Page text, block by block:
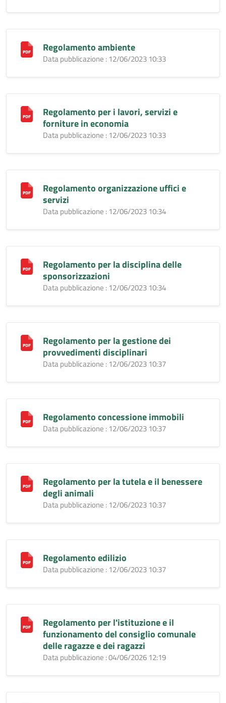
Regolamento ambiente
Data pubblicazione : 12/06/2023 10:33
Regolamento per i lavori, servizi e
forniture in economia
Data pubblicazione : 12/06/2023 10:33
Regolamento organizzazione uffici e
servizi
Data pubblicazione : 12/06/2023 10:34
Regolamento per la disciplina delle
sponsorizzazioni
Data pubblicazione : 12/06/2023 10:34
Regolamento per la gestione dei
provvedimenti disciplinari
Data pubblicazione : 12/06/2023 10:37
Regolamento concessione immobili
Data pubblicazione : 12/06/2023 10:37
Regolamento per la tutela e il benessere
degli animali
Data pubblicazione : 12/06/2023 10:37
Regolamento edilizio
Data pubblicazione : 12/06/2023 10:37
Regolamento per l'istituzione e il
funzionamento del consiglio comunale
delle ragazze e dei ragazzi
Data pubblicazione : 04/06/2026 12:19